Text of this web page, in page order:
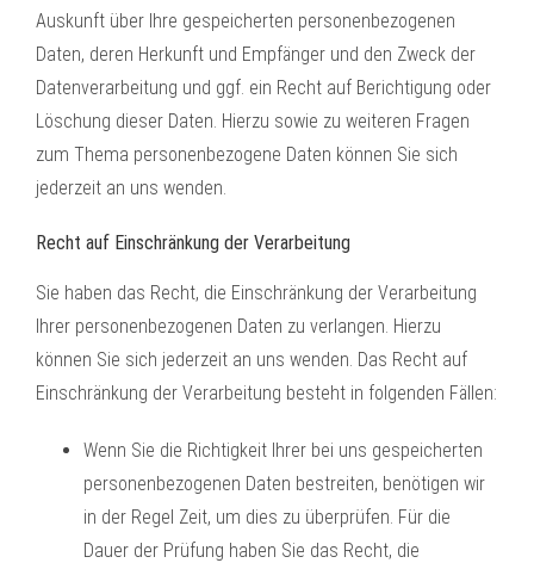
Auskunft über Ihre gespeicherten personenbezogenen
Daten, deren Herkunft und Empfänger und den Zweck der
Datenverarbeitung und ggf. ein Recht auf Berichtigung oder
Löschung dieser Daten. Hierzu sowie zu weiteren Fragen
zum Thema personenbezogene Daten können Sie sich
jederzeit an uns wenden.
Recht auf Einschränkung der Verarbeitung
Sie haben das Recht, die Einschränkung der Verarbeitung
Ihrer personenbezogenen Daten zu verlangen. Hierzu
können Sie sich jederzeit an uns wenden. Das Recht auf
Einschränkung der Verarbeitung besteht in folgenden Fällen:
Wenn Sie die Richtigkeit Ihrer bei uns gespeicherten
personenbezogenen Daten bestreiten, benötigen wir
in der Regel Zeit, um dies zu überprüfen. Für die
Dauer der Prüfung haben Sie das Recht, die